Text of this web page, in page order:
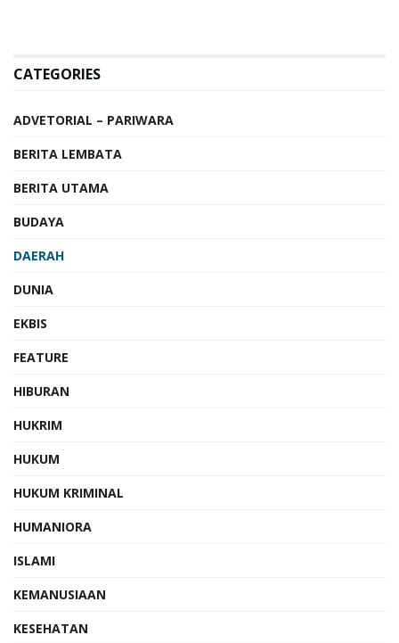
CATEGORIES
ADVETORIAL – PARIWARA
BERITA LEMBATA
BERITA UTAMA
BUDAYA
DAERAH
DUNIA
EKBIS
FEATURE
HIBURAN
HUKRIM
HUKUM
HUKUM KRIMINAL
HUMANIORA
ISLAMI
KEMANUSIAAN
KESEHATAN